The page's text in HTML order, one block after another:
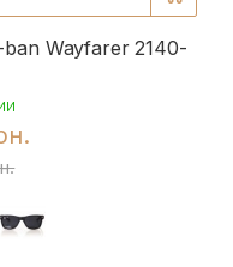
Wayfarer 2140-